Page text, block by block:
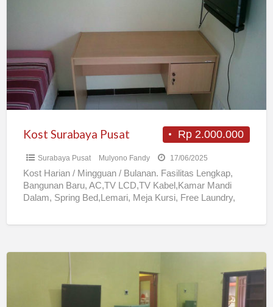
Rp 2.000.000
Kost Surabaya Pusat
Surabaya Pusat Mulyono Fandy 17/06/2025
Kost Harian / Mingguan / Bulanan. Fasilitas Lengkap,
Bangunan Baru, AC,TV LCD,TV Kabel,Kamar Mandi
Dalam, Spring Bed,Lemari, Meja Kursi, Free Laundry,